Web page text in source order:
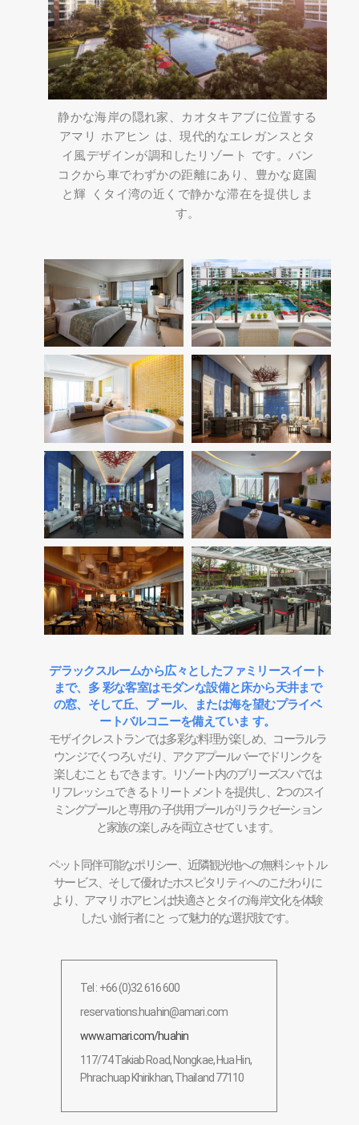
静かな海岸の隠れ家、カオタキアブに位置する
アマリ ホアヒン は、現代的なエレガンスとタ
イ風デザインが調和したリゾート です。バン
コクから車でわずかの距離にあり、豊かな庭園
と輝 くタイ湾の近くで静かな滞在を提供しま
す。
デラックスルームから広々としたファミリースイート
まで、多 彩な客室はモダンな設備と床から天井まで
の窓、そして丘、プ ール、または海を望むプライベ
ートバルコニーを備えていま す。
モザイクレストランでは多彩な料理が楽しめ、コーラルラ
ウン ジでくつろいだり、アクアプールバーでドリンクを
楽しむこと もできます。リゾート内のブリーズスパでは
リフレッシュでき るトリートメントを提供し、2つのスイ
ミングプールと専用の 子供用プールがリラクゼーション
と家族の楽しみを両立させて います。
ペット同伴可能なポリシー、近隣観光地への無料シャトル
サー ビス、そして優れたホスピタリティへのこだわりに
より、アマ リ ホアヒンは快適さとタイの海岸文化を体験
したい旅行者にと って魅力的な選択肢です。
Tel : +66 (0)32 616 600
reservations.huahin@amari.com
www.amari.com/huahin
117/74 Takiab Road, Nongkae, Hua Hin,
Phrachuap Khirikhan, Thailand 77110